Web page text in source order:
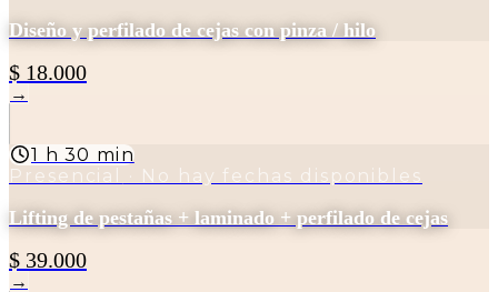
Diseño y perfilado de cejas con pinza / hilo
$ 18.000
→
1 h 30 min
Presencial
· No hay fechas disponibles
Lifting de pestañas + laminado + perfilado de cejas
$ 39.000
→